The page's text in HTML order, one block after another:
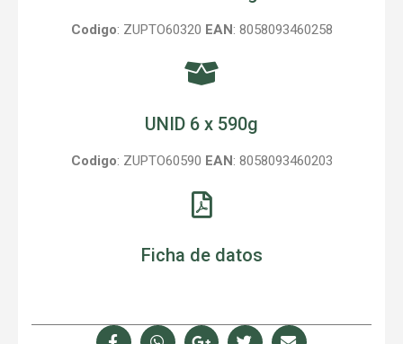
Codigo: ZUPTO60320 EAN: 8058093460258
UNID 6 x 590g
Codigo: ZUPTO60590 EAN: 8058093460203
Ficha de datos